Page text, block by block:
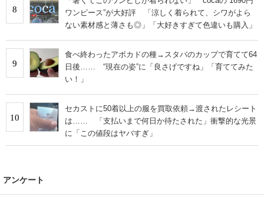
8
ワンピース”が大好評 「涼しく着られて、シワがよら
ない素材感と薄さも◎」「大好きすぎて色違いも購入」
9
食べ終わったアボカドの種→スタバのカップで育てて64
日後…… “現在の姿”に「良さげですね」「育ててみた
い！」
10
セカストに50着以上の服を買取依頼→渡されたレシート
は…… 「支払いまで何日か待たされた」衝撃的な光景
に「この値段はヤバすぎ」
アンケート